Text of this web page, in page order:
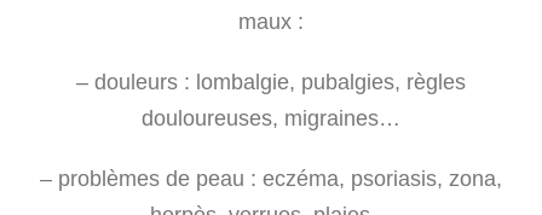
maux :
– douleurs : lombalgie, pubalgies, règles
douloureuses, migraines…
– problèmes de peau : eczéma, psoriasis, zona,